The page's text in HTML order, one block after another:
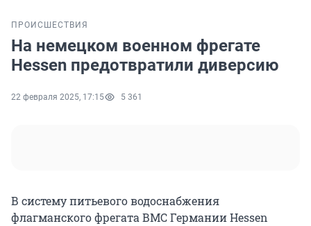
ПРОИСШЕСТВИЯ
На немецком военном фрегате
Hessen предотвратили диверсию
22 февраля 2025, 17:15 5 361
В систему питьевого водоснабжения
флагманского фрегата ВМС Германии Hessen